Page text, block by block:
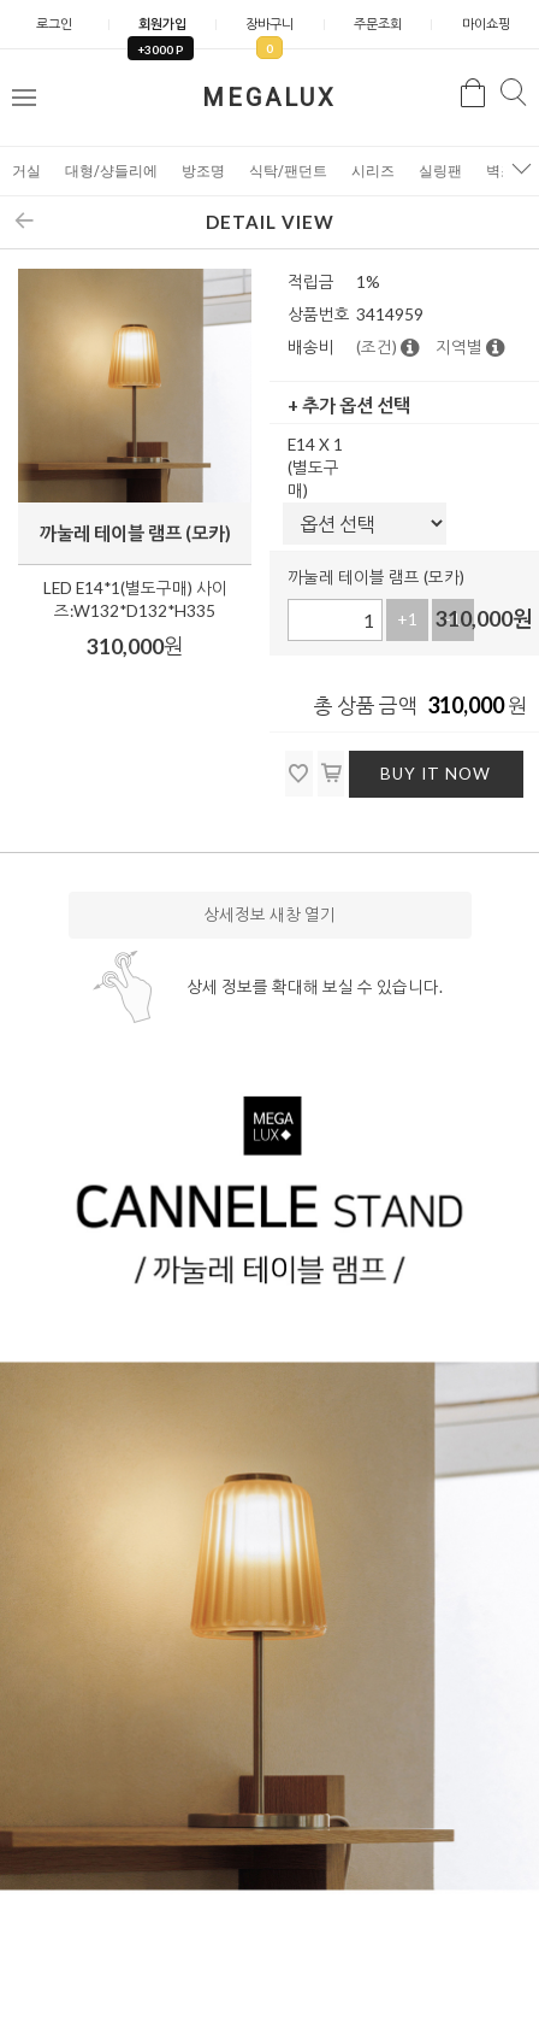
로그인 회원가입
+3000 P
장바구니
0
주문조회 마이쇼핑
MEGALUX
메
검
거실 대형/샹들리에 방조명 식탁/팬던트 시리즈 실링팬 벽조명
DETAIL VIEW
까눌레 테이블 램프 (모카)
LED E14*1(별도구매) 사이
즈:W132*D132*H335
310,000원
적립금
1%
상품번호 3414959
배송비
(조건) 지역별
+ 추가 옵션 선택
E14 X 1
(별도구
매)
까눌레 테이블 램프 (모카)
+1 -1
310,000원
총 상품 금액 310,000원
BUY IT NOW
상세정보 새창 열기
상세 정보를 확대해 보실 수 있습니다.